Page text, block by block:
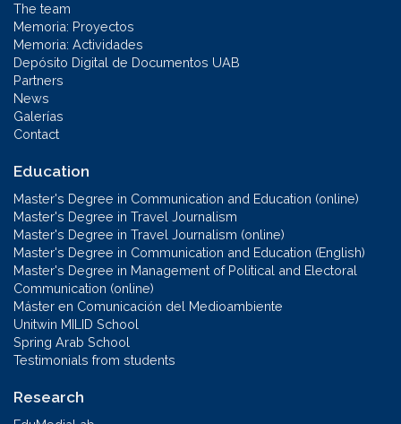
The team
Memoria: Proyectos
Memoria: Actividades
Depósito Digital de Documentos UAB
Partners
News
Galerías
Contact
Education
Master's Degree in Communication and Education (online)
Master's Degree in Travel Journalism
Master's Degree in Travel Journalism (online)
Master's Degree in Communication and Education (English)
Master's Degree in Management of Political and Electoral
Communication (online)
Máster en Comunicación del Medioambiente
Unitwin MILID School
Spring Arab School
Testimonials from students
Research